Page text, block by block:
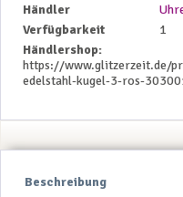
Händler
Verfügbarkeit
1
Händlershop:
https://www.glitzerzeit.de/
edelstahl-kugel-3-ros-
Beschreibung